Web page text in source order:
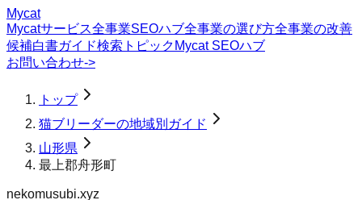
Mycat
Mycatサービス全事業SEOハブ全事業の選び方全事業の改善
候補白書ガイド検索トピック Mycat SEOハブ
お問い合わせ->
トップ
猫ブリーダーの地域別ガイド
山形県
最上郡舟形町
nekomusubi.xyz